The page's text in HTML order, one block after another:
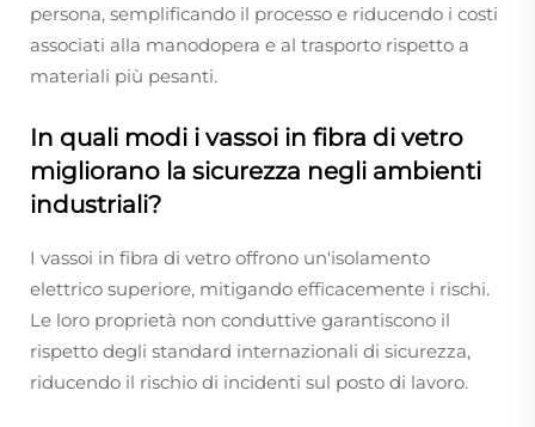
persona, semplificando il processo e riducendo i costi
associati alla manodopera e al trasporto rispetto a
materiali più pesanti.
In quali modi i vassoi in fibra di vetro
migliorano la sicurezza negli ambienti
industriali?
I vassoi in fibra di vetro offrono un'isolamento
elettrico superiore, mitigando efficacemente i rischi.
Le loro proprietà non conduttive garantiscono il
rispetto degli standard internazionali di sicurezza,
riducendo il rischio di incidenti sul posto di lavoro.